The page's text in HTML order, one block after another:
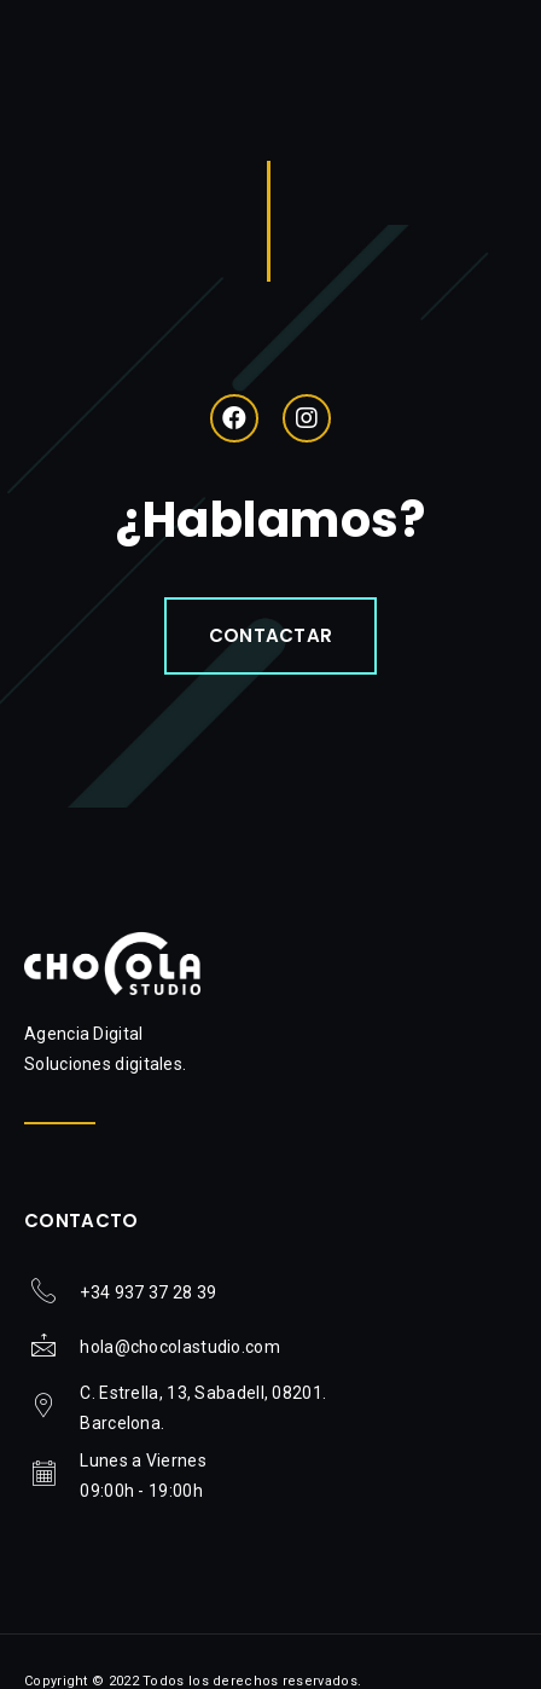
¿Hablamos?
CONTACTAR
Agencia Digital
Soluciones digitales.
CONTACTO
+34 937 37 28 39
hola@chocolastudio.com
C. Estrella, 13, Sabadell, 08201.
Barcelona.
Lunes a Viernes
09:00h - 19:00h
Copyright © 2022 Todos los derechos reservados.